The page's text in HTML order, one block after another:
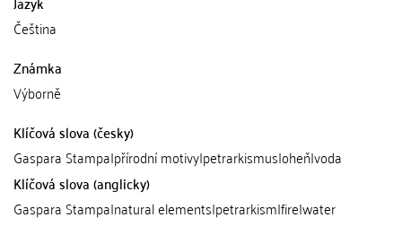
Čeština
Známka
Výborně
Klíčová slova (česky)
Gaspara Stampa|přírodní motivy|petrarkismus|oheň|voda
Klíčová slova (anglicky)
Gaspara Stampa|natural elements|petrarkism|fire|water